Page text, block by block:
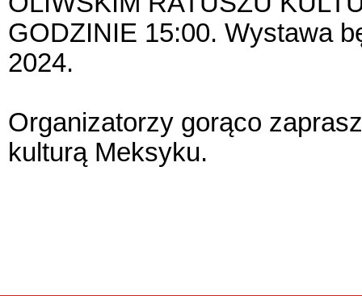
GODZINIE 15:00. Wystawa
2024.
Organizatorzy gorąco
kulturą Meksyku.